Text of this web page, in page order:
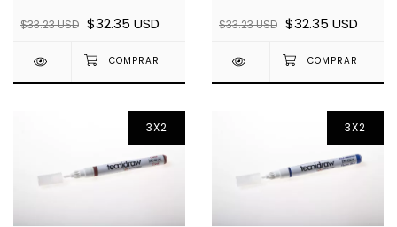
$33.23 USD $32.35 USD $33.23 USD $32.35 USD
3X2 3X2